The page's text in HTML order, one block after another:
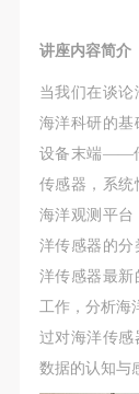
讲座内容简介
当我们在谈
海洋科研的基
设备末端——
传感器，系统
海洋观测平
洋传感器的
洋传感器最新
工作，分析海
过对海洋传
数据的认知与